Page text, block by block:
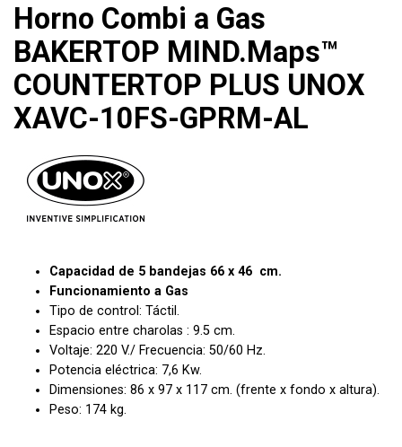
Horno Combi a Gas
BAKERTOP MIND.Maps™
COUNTERTOP PLUS UNOX
XAVC-10FS-GPRM-AL
Capacidad de 5 bandejas 66 x 46 cm.
Funcionamiento a Gas
Tipo de control: Táctil.
Espacio entre charolas : 9.5 cm.
Voltaje: 220 V./ Frecuencia: 50/60 Hz.
Potencia eléctrica: 7,6 Kw.
Dimensiones: 86 x 97 x 117 cm. (frente x fondo x altura).
Peso: 174 kg.